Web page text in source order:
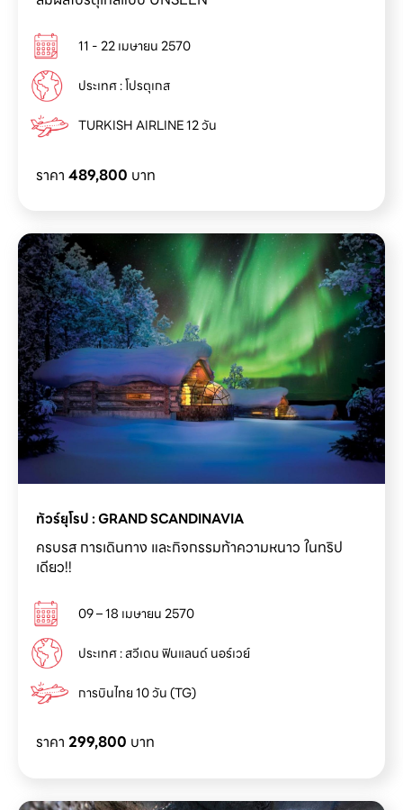
11 - 22 เมษายน 2570
ประเทศ : โปรตุเกส
TURKISH AIRLINE 12 วัน
ราคา 489,800 บาท
ทัวร์ยุโรป : GRAND SCANDINAVIA
ครบรส การเดินทาง และกิจกรรมท้าความหนาว ในทริป
เดียว!!
09 – 18 เมษายน 2570
ประเทศ : สวีเดน ฟินแลนด์ นอร์เวย์
การบินไทย 10 วัน (TG)
ราคา 299,800 บาท